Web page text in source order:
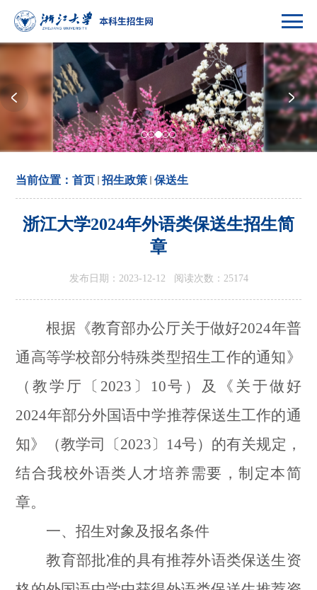
当前位置：首页 招生政策 保送生
浙江大学2024年外语类保送生招生简
章
发布日期：2023-12-12 阅读次数： 25174
根据《教育部办公厅关于做好2024年普
通高等学校部分特殊类型招生工作的通知》
（教学厅〔 2023 〕 10号）及《关于做好
2024年部分外国语中学推荐保送生工作的通
知》（教学司〔2023〕 14号）的有关规定，
结合我校外语类人才培养需要，制定本简
章。
一、招生对象及报名条件
教育部批准的具有推荐外语类保送生资